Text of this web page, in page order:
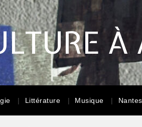
Littérature Musique